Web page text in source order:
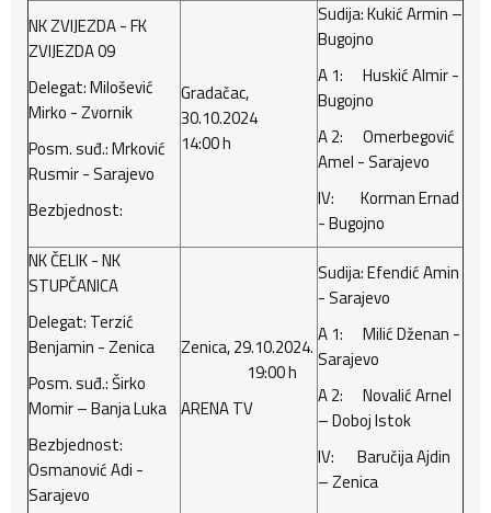
NK ZVIJEZDA - FK
ZVIJEZDA 09
Delegat: Milošević
Mirko - Zvornik
Posm. suđ.: Mrković
Rusmir - Sarajevo
Bezbjednost:
Gradačac,
30.10.2024
14:00 h
Sudija: Kukić Armin –
Bugojno
A 1: Huskić Almir -
Bugojno
A 2: Omerbegović
Amel - Sarajevo
IV: Korman Ernad
- Bugojno
NK ČELIK - NK
STUPČANICA
Delegat: Terzić
Benjamin - Zenica
Posm. suđ.: Širko
Momir – Banja Luka
Bezbjednost:
Osmanović Adi -
Sarajevo
Zenica, 29.10.2024.
19:00 h
ARENA TV
Sudija: Efendić Amin
- Sarajevo
A 1: Milić Dženan -
Sarajevo
A 2: Novalić Arnel
– Doboj Istok
IV: Baručija Ajdin
– Zenica